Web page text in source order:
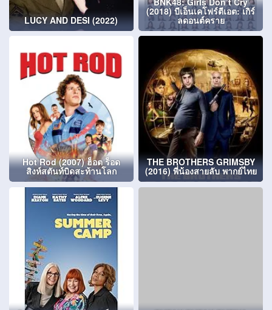
LUCY AND DESI (2022)
(2018) บีเอ็นเคโฟร์ตีเอต: เกิร์
ลดอนต์คราย
Hot Rod (2007) ฮ็อต ร็อด
สิงห์สตันท์บิดสะท้านโลก
THE BROTHERS GRIMSBY
(2016) พี่น้องสายลับ พากย์ไทย